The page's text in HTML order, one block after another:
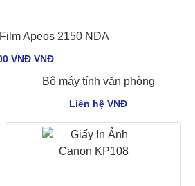
Apeos 2150 NDA
VNĐ VNÐ
Bộ máy tính văn phòng
Liên hệ VNÐ